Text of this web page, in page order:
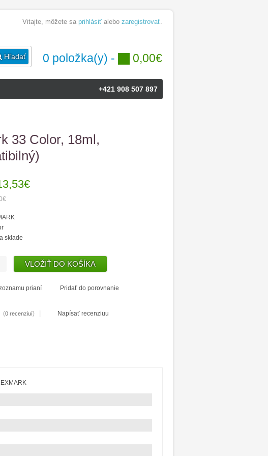
Vitajte, môžete sa prihlásiť alebo zaregistrovať.
0 položka(y) - 0,00€
Hľadať
+421 908 507 897
33 Color, 18ml,
sklade
prianí Pridať do porovnanie
(0 recenziuí) Napísať recenziuu